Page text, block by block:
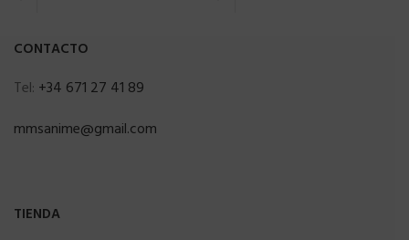
CONTACTO
Tel: +34 671 27 41 89
mmsanime@gmail.com
TIENDA